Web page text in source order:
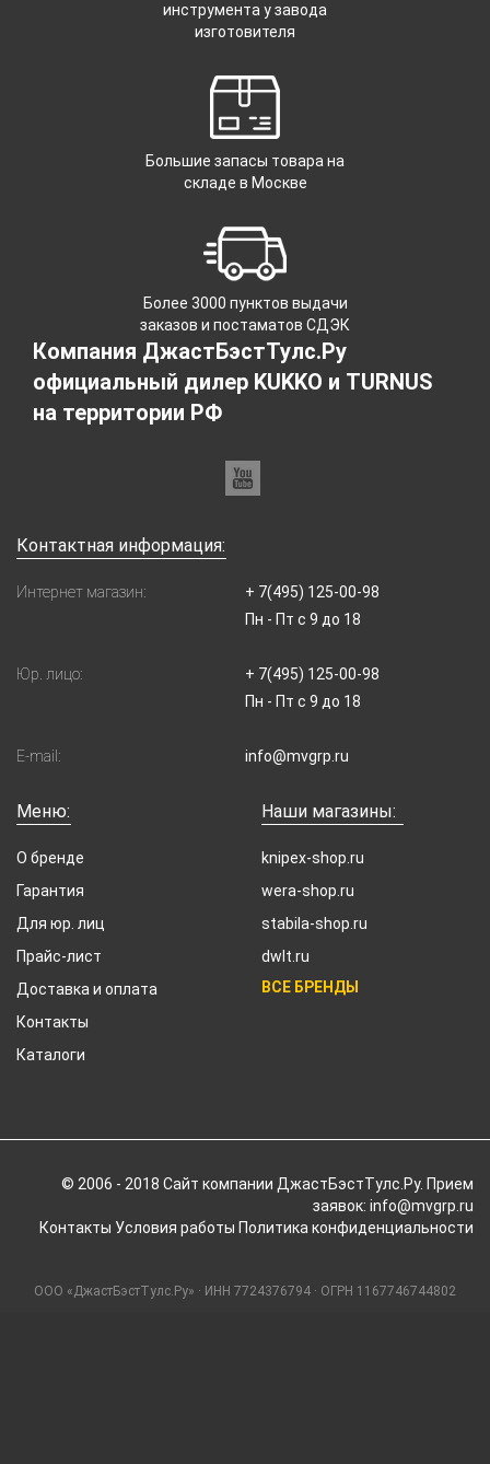
инструмента у завода
изготовителя
Большие запасы товара на
складе в Москве
Более 3000 пунктов выдачи
заказов и постаматов СДЭК
Компания ДжастБэстТулс.Ру
официальный дилер KUKKO и TURNUS
на территории РФ
Контактная информация:
Интернет магазин:
+ 7(495) 125-00-98
Пн - Пт с 9 до 18
Юр. лицо:
+ 7(495) 125-00-98
Пн - Пт с 9 до 18
E-mail: info@mvgrp.ru
Меню:
О бренде
Гарантия
Для юр. лиц
Прайс-лист
Доставка и оплата
Контакты
Каталоги
Наши магазины:
knipex-shop.ru
wera-shop.ru
stabila-shop.ru
dwlt.ru
ВСЕ БРЕНДЫ
© 2006 - 2018 Cайт компании ДжастБэстТулс.Ру. Прием
заявок: info@mvgrp.ru
Контакты Условия работы Политика конфиденциальности
ООО «ДжастБэстТулс.Ру» · ИНН 7724376794 · ОГРН 1167746744802